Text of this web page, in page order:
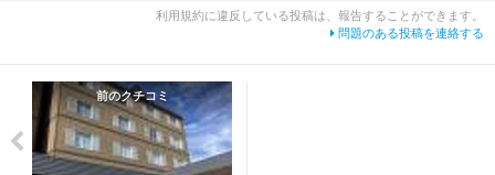
利用規約に違反している投稿は、報告することができます。
問題のある投稿を連絡する
前のクチコミ